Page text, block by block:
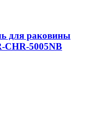
для раковины
CHR-5005NB